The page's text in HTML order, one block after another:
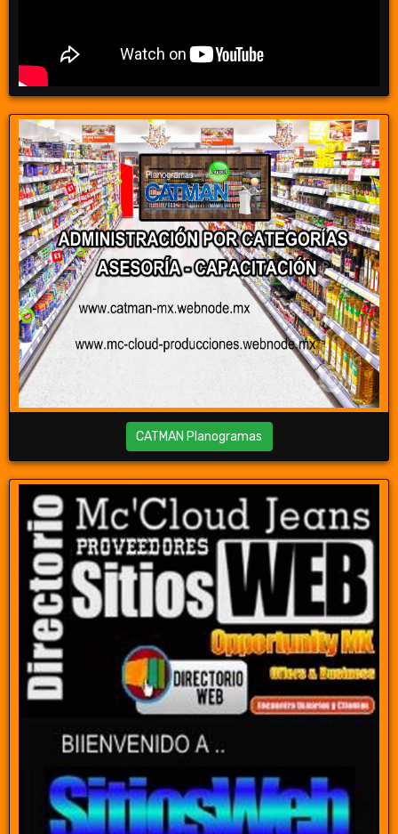
CATMAN Planogramas